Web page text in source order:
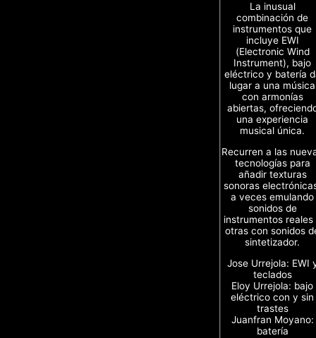
La inusual
combinación de
instrumentos que
incluye EWI
(Electronic Wind
Instrument), bajo
eléctrico y batería
lugar a una música
con armonías
abiertas,
una experiencia
musical única.
Recurren a las
tecnologías para
añadir texturas
sonoras
a veces emulando
sonidos de
instrumentos reales
otras con sonidos
sintetizador.
Jose Urrejola: EWI
teclados
Eloy Urrejola: bajo
eléctrico con y sin
trastes
Juanfran Moyano:
batería